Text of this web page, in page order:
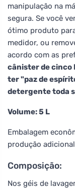
manipulação na
segura. Se você
ótimo produto
medidor, ou
acordo com as
cânister de cinco
ter "paz de
detergente toda
Volume: 5 L
Embalagem
produção
Composição:
Nos géis de